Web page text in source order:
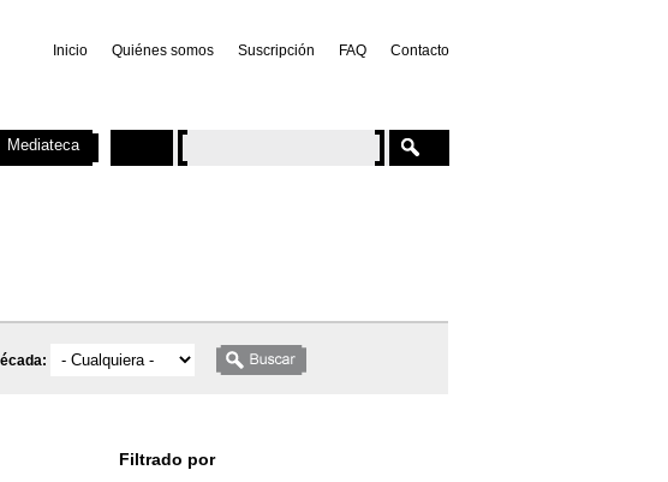
Inicio Quiénes somos Suscripción FAQ Contacto
Filtrado por
Mediateca